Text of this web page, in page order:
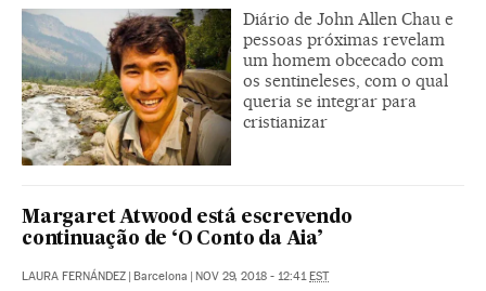
Diário de John Allen Chau e
pessoas próximas revelam
um homem obcecado com
os sentineleses, com o qual
queria se integrar para
cristianizar
Margaret Atwood está escrevendo
continuação de ‘O Conto da Aia’
LAURA FERNÁNDEZ | Barcelona | NOV 29, 2018 - 12:41EST